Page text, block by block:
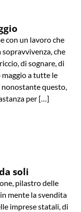
con un lavoro che
che
di sognare, di
a tutte le
nonostante questo,
per […]
soli
pilastro delle
mente la svendita
imprese statali, di